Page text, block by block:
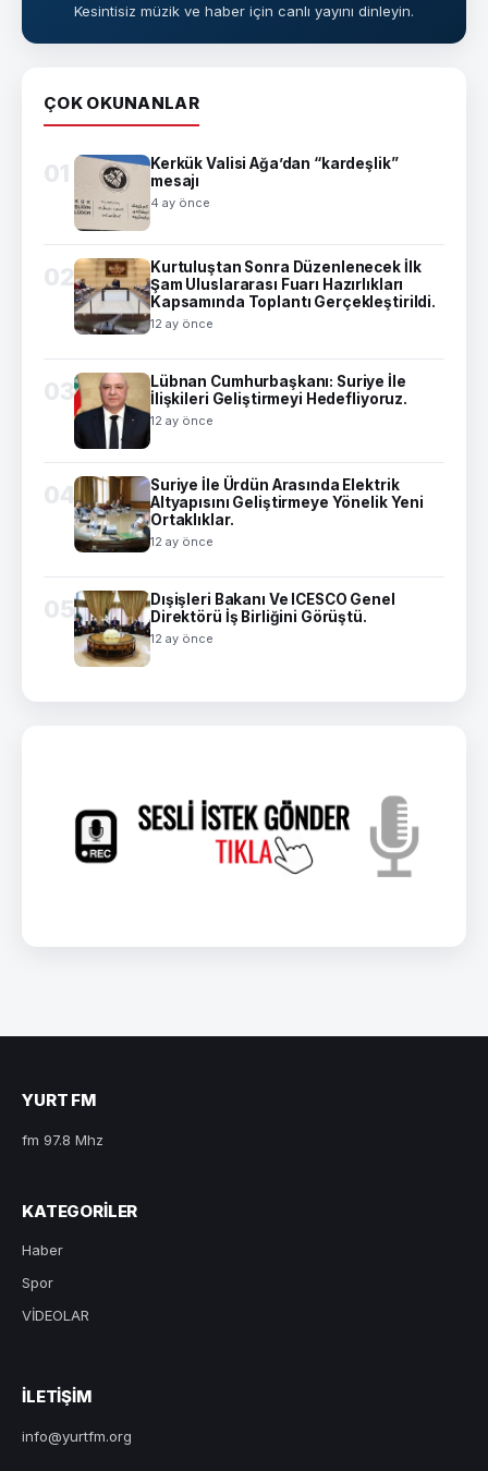
Kesintisiz müzik ve haber için canlı yayını dinleyin.
ÇOK OKUNANLAR
01
Kerkük Valisi Ağa’dan “kardeşlik”
mesajı
4 ay önce
02
Kurtuluştan Sonra Düzenlenecek İlk
Şam Uluslararası Fuarı Hazırlıkları
Kapsamında Toplantı Gerçekleştirildi.
12 ay önce
03
Lübnan Cumhurbaşkanı: Suriye İle
İlişkileri Geliştirmeyi Hedefliyoruz.
12 ay önce
04
Suriye İle Ürdün Arasında Elektrik
Altyapısını Geliştirmeye Yönelik Yeni
Ortaklıklar.
12 ay önce
05
Dışişleri Bakanı Ve ICESCO Genel
Direktörü İş Birliğini Görüştü.
12 ay önce
YURT FM
fm 97.8 Mhz
KATEGORILER
Haber
Spor
VİDEOLAR
ILETIŞIM
info@yurtfm.org